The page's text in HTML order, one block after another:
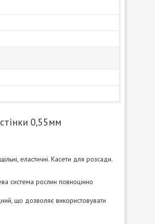
0,55мм
еластичні. Касети для розсади.
система рослин повноцінно
що дозволяє використовувати